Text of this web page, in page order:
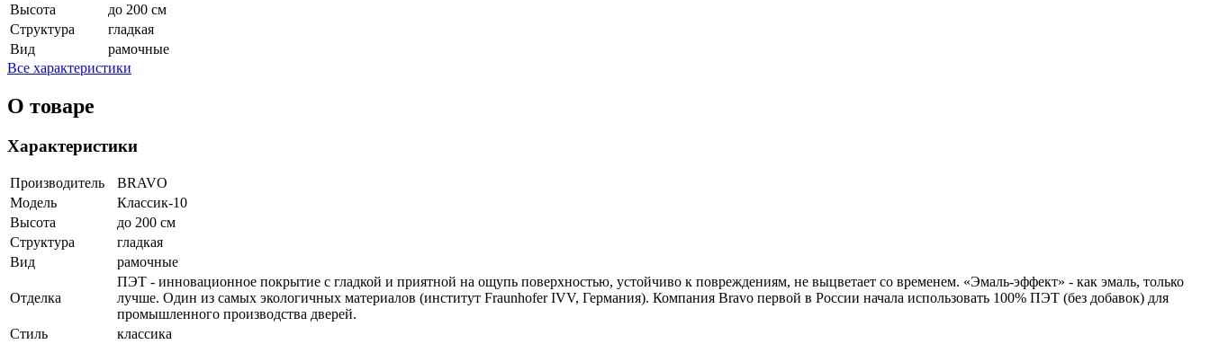
Высота
до 200 см
Структура
гладкая
Вид
рамочные
Все характеристики
О товаре
Характеристики
Производитель
BRAVO
Модель
Классик-10
Высота
до 200 см
Структура
гладкая
Вид
рамочные
Отделка
ПЭТ - инновационное покрытие c гладкой и приятной на ощупь поверхностью, устойчиво к повреждениям, не выцветает со временем. «Эмаль-эффект» - как эмаль, только
лучше. Один из самых экологичных материалов (институт Fraunhofer IVV, Германия). Компания Bravo первой в России начала использовать 100% ПЭТ (без добавок) для
промышленного производства дверей.
Стиль
классика